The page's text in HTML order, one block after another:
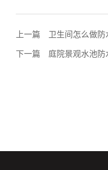
上一篇 卫生间怎么做
下一篇 庭院景观水池防